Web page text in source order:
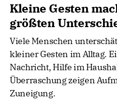
Kleine Gesten
größten
Viele Menschen
kleiner Gesten im Alltag.
Nachricht, Hilfe im
Überraschung zeigen
Zuneigung.